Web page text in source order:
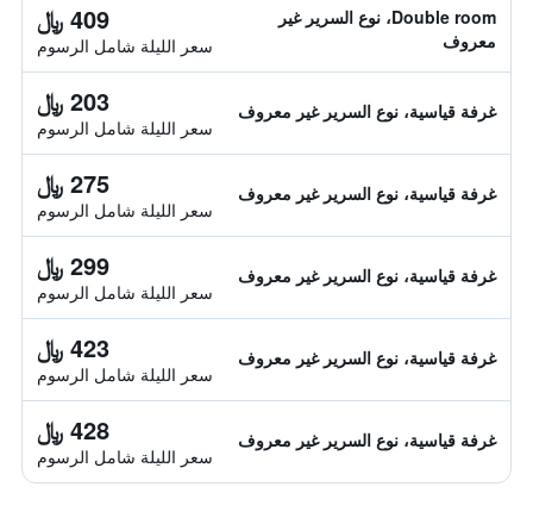
Double room، نوع السرير غير
معروف
409 ﷼
سعر الليلة شامل الرسوم
غرفة قياسية، نوع السرير غير معروف 203 ﷼
سعر الليلة شامل الرسوم
غرفة قياسية، نوع السرير غير معروف 275 ﷼
سعر الليلة شامل الرسوم
غرفة قياسية، نوع السرير غير معروف 299 ﷼
سعر الليلة شامل الرسوم
غرفة قياسية، نوع السرير غير معروف 423 ﷼
سعر الليلة شامل الرسوم
غرفة قياسية، نوع السرير غير معروف 428 ﷼
سعر الليلة شامل الرسوم